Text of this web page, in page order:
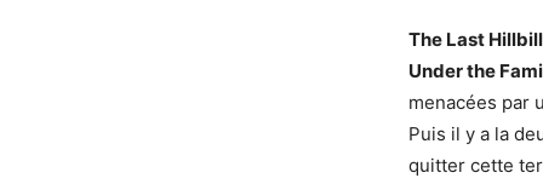
The Last
Under the
menacées par
Puis il y a la
quitter cette